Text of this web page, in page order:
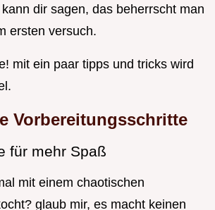
dir sagen, das beherrscht man
ersten versuch.
mit ein paar tipps und tricks wird
Vorbereitungsschritte
für mehr Spaß
mit einem chaotischen
glaub mir, es macht keinen